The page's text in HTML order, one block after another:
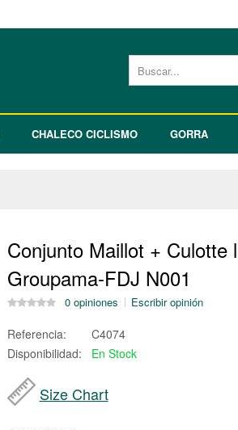
CHALECO CICLISMO GORRA
Conjunto Maillot + Culotte
Groupama-FDJ N001
0 opiniones Escribir opinión
Referencia:
C4074
Disponibilidad:
En Stock
Size Chart